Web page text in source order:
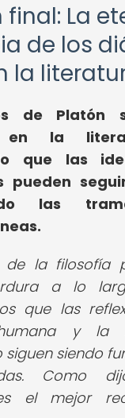
final: La
de los
la
de Platón
en la
que las
pueden
las
de la filosofía
a lo
que las
y la
siendo
Como
el mejor